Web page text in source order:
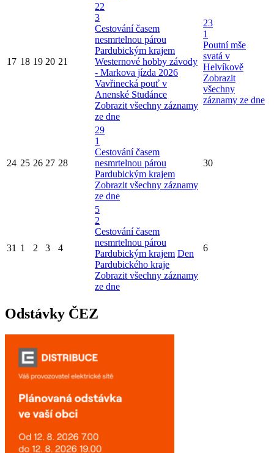
17 18 19 20 21
22
3
Cestování časem
nesmrtelnou párou
Pardubickým krajem
Westernové hobby závody
- Markova jízda 2026
Vavřinecká pouť v
Anenské Studánce
Zobrazit všechny záznamy
ze dne
23
1
Poutní mše
svatá v
Helvíkově
Zobrazit
všechny
záznamy ze dne
24 25 26 27 28
29
1
Cestování časem
nesmrtelnou párou
Pardubickým krajem
Zobrazit všechny záznamy
ze dne
30
31 1 2 3 4
5
2
Cestování časem
nesmrtelnou párou
Pardubickým krajem Den
Pardubického kraje
Zobrazit všechny záznamy
ze dne
6
Odstávky ČEZ